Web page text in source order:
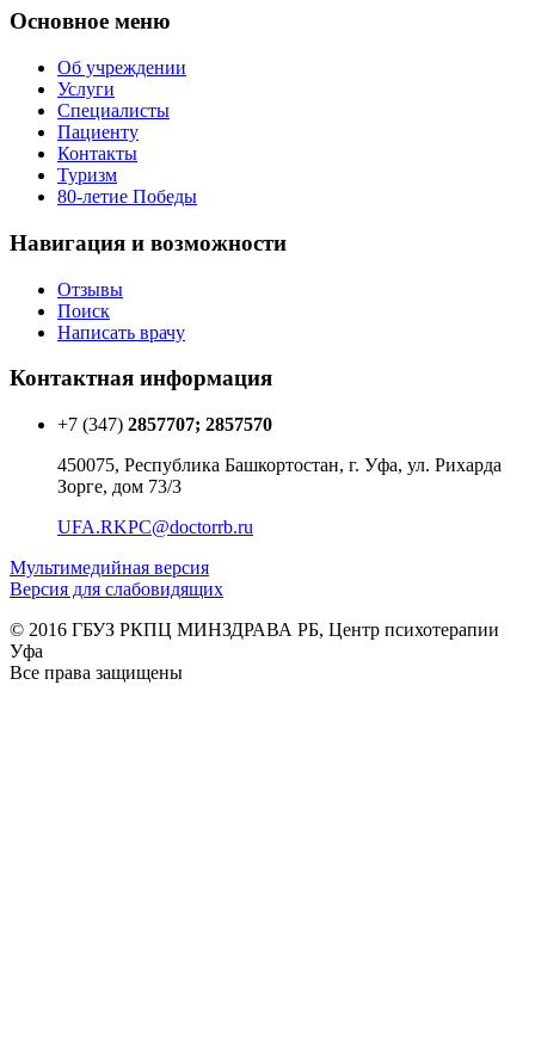
Основное меню
Об учреждении
Услуги
Специалисты
Пациенту
Контакты
Туризм
80-летие Победы
Навигация и возможности
Отзывы
Поиск
Написать врачу
Контактная информация
+7 (347) 2857707; 2857570
450075, Республика Башкортостан, г. Уфа, ул. Рихарда
Зорге, дом 73/3
UFA.RKPC@doctorrb.ru
Мультимедийная версия
Версия для слабовидящих
© 2016 ГБУЗ РКПЦ МИНЗДРАВА РБ, Центр психотерапии
Уфа
Все права защищены